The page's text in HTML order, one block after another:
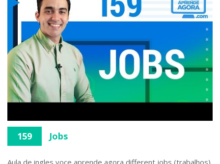
159 Jobs
Aula de ingles voce aprende agora different jobs (trabalhos).